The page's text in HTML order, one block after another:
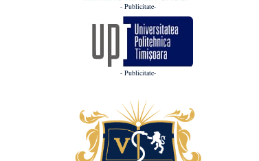
- Publicitate-
- Publicitate-